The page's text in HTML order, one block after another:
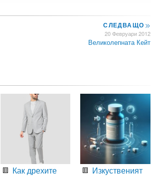
СЛЕДВАЩО>>
20 Февруари 2012
Великолепната Кейт
Как дрехите
Изкуственият